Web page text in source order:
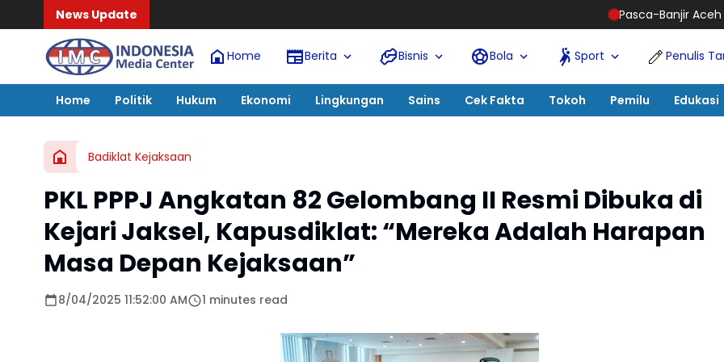
News Update Pasca-Banjir Aceh Tamiang, Tani Merdeka
Home Berita Bisnis Bola Sport Penulis
Home Politik Hukum Ekonomi Lingkungan Sains Cek Fakta Tokoh Pemilu Edukasi
Badiklat Kejaksaan
PKL PPPJ Angkatan 82 Gelombang II Resmi Dibuka di
Kejari Jaksel, Kapusdiklat: “Mereka Adalah Harapan
Masa Depan Kejaksaan”
8/04/2025 11:52:00 AM 1 minutes read